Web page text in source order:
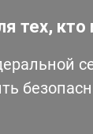
тех, кто